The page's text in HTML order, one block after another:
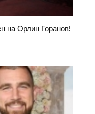
на Орлин Горанов!